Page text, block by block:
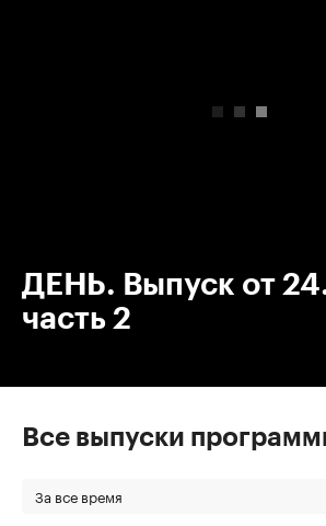
ДЕНЬ. Выпуск от
часть 2
Все выпуски
За все время